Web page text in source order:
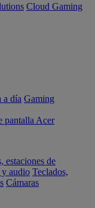
Cloud Gaming
a día Gaming
pantalla Acer
estaciones de
audio Teclados,
Cámaras